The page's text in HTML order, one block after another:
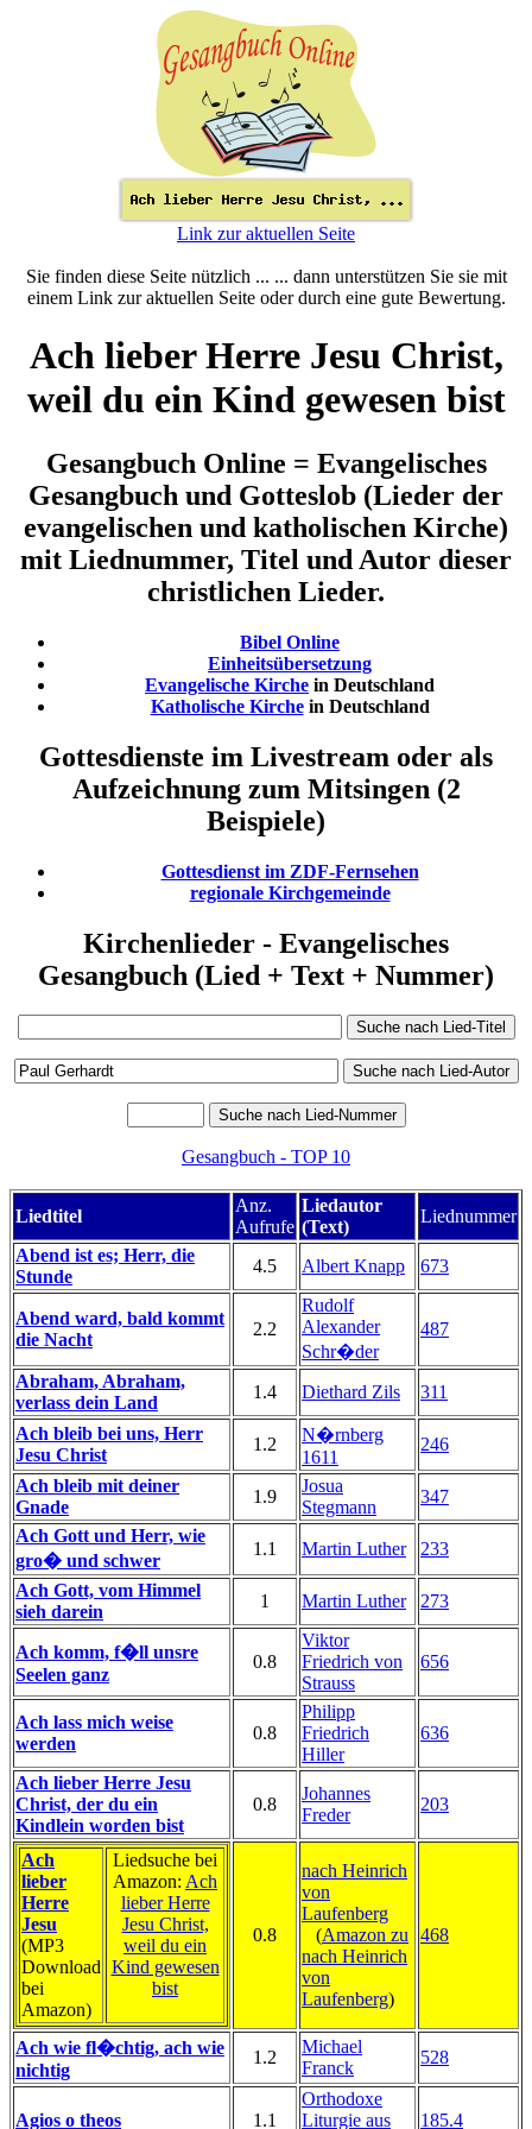
Link zur aktuellen Seite
Sie finden diese Seite nützlich ... ... dann unterstützen Sie sie mit
einem Link zur aktuellen Seite oder durch eine gute Bewertung.
Ach lieber Herre Jesu Christ,
weil du ein Kind gewesen bist
Gesangbuch Online = Evangelisches
Gesangbuch und Gotteslob (Lieder der
evangelischen und katholischen Kirche)
mit Liednummer, Titel und Autor dieser
christlichen Lieder.
Bibel Online
Einheitsübersetzung
Evangelische Kirche in Deutschland
Katholische Kirchein Deutschland
Gottesdienste im Livestream oder als
Aufzeichnung zum Mitsingen (2
Beispiele)
Gottesdienst im ZDF-Fernsehen
regionale Kirchgemeinde
Kirchenlieder - Evangelisches
Gesangbuch (Lied + Text + Nummer)
Gesangbuch - TOP 10
Liedtitel
Anz.
Aufrufe
Liedautor
(Text)
Liednummer
Abend ist es; Herr, die
Stunde
4.5 Albert Knapp 673
Abend ward, bald kommt
die Nacht
2.2
Rudolf
Alexander
Schr�der
487
Abraham, Abraham,
verlass dein Land
1.4 Diethard Zils 311
Ach bleib bei uns, Herr
Jesu Christ
1.2
N�rnberg
1611
246
Ach bleib mit deiner
Gnade
1.9
Josua
Stegmann
347
Ach Gott und Herr, wie
gro� und schwer
1.1 Martin Luther 233
Ach Gott, vom Himmel
sieh darein
1 Martin Luther 273
Ach komm, f�ll unsre
Seelen ganz
0.8
Viktor
Friedrich von
Strauss
656
Ach lass mich weise
werden
0.8
Philipp
Friedrich
Hiller
636
Ach lieber Herre Jesu
Christ, der du ein
Kindlein worden bist
0.8
Johannes
Freder
203
Ach
lieber
Herre
Jesu
(MP3
Download
bei
Amazon)
Liedsuche bei
Amazon: Ach
lieber Herre
Jesu Christ,
weil du ein
Kind gewesen
bist
0.8
nach Heinrich
von
Laufenberg
(Amazon zu
nach Heinrich
von
Laufenberg)
468
Ach wie fl�chtig, ach wie
nichtig
1.2
Michael
Franck
528
Agios o theos 1.1
Orthodoxe
Liturgie aus
185.4